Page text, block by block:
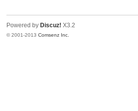
Powered by Discuz! X3.2
© 2001-2013Comsenz Inc.